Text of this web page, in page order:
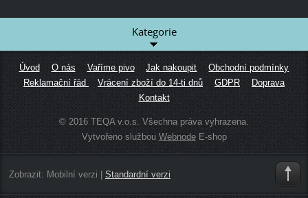
Kategorie
Úvod O nás Vaříme pivo Jak nakoupit
Obchodní podmínky
Reklamační řád
Vrácení zboží do 14-ti dnů GDPR
Doprava
Kontakt
© 2016 TEQA v.o.s. Všechna práva vyhrazena.
Vytvořeno službou WebnodeE-shop
Zobrazit: Mobilní verzi Standardní verzi